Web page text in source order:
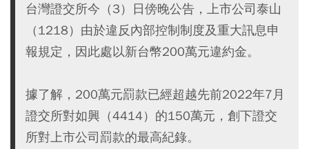
台灣證交所今（3）日傍晚公告，上市公司泰山
（1218）由於違反內部控制制度及重大訊息申
報規定，因此處以新台幣200萬元違約金。
據了解，200萬元罰款已經超越先前2022年7月
證交所對如興（4414）的150萬元，創下證交
所對上市公司罰款的最高紀錄。